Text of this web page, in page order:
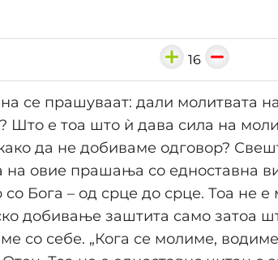
16
се прашуваат: дали молитвата
Што е тоа што ѝ дава сила на
да не добиваме одговор?
на овие прашања со едноставна
со Бога – од срце до срце. Тоа не е
добивање заштита само затоа
со себе. „Кога се молиме,